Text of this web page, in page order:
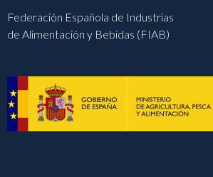
Federación Española de Industrias
de Alimentación y Bebidas (FIAB)